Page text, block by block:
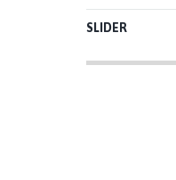
SLIDER